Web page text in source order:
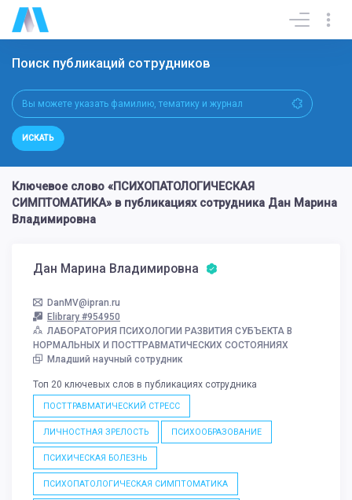
Поиск публикаций сотрудников
ИСКАТЬ
Ключевое слово «ПСИХОПАТОЛОГИЧЕСКАЯ
СИМПТОМАТИКА» в публикациях сотрудника Дан Марина
Владимировна
Дан Марина Владимировна
DanMV@ipran.ru
Elibrary #954950
ЛАБОРАТОРИЯ ПСИХОЛОГИИ РАЗВИТИЯ СУБЪЕКТА В
НОРМАЛЬНЫХ И ПОСТТРАВМАТИЧЕСКИХ СОСТОЯНИЯХ
Младший научный сотрудник
Топ 20 ключевых слов в публикациях сотрудника
ПОСТТРАВМАТИЧЕСКИЙ СТРЕСС
ЛИЧНОСТНАЯ ЗРЕЛОСТЬ ПСИХООБРАЗОВАНИЕ
ПСИХИЧЕСКАЯ БОЛЕЗНЬ
ПСИХОПАТОЛОГИЧЕСКАЯ СИМПТОМАТИКА